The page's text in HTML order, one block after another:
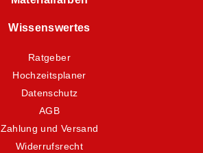
Wissenswertes
Ratgeber
Hochzeitsplaner
Datenschutz
AGB
Zahlung und Versand
Widerrufsrecht